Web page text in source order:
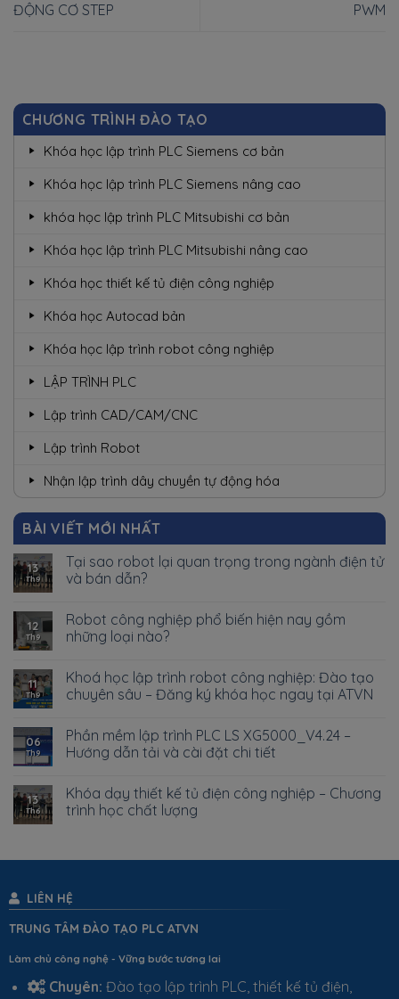
ĐỘNG CƠ STEP PWM
CHƯƠNG TRÌNH ĐÀO TẠO
Khóa học lập trình PLC Siemens cơ bản
Khóa học lập trình PLC Siemens nâng cao
khóa học lập trình PLC Mitsubishi cơ bản
Khóa học lập trình PLC Mitsubishi nâng cao
Khóa học thiết kế tủ điện công nghiệp
Khóa học Autocad bản
Khóa học lập trình robot công nghiệp
LẬP TRÌNH PLC
Lập trình CAD/CAM/CNC
Lập trình Robot
Nhận lập trình dây chuyền tự động hóa
BÀI VIẾT MỚI NHẤT
13
Th9
Tại sao robot lại quan trọng trong ngành điện tử
và bán dẫn?
12
Th9
Robot công nghiệp phổ biến hiện nay gồm
những loại nào?
11
Th9
Khoá học lập trình robot công nghiệp: Đào tạo
chuyên sâu – Đăng ký khóa học ngay tại ATVN
06
Th9
Phần mềm lập trình PLC LS XG5000_V4.24 –
Hướng dẫn tải và cài đặt chi tiết
13
Th6
Khóa dạy thiết kế tủ điện công nghiệp – Chương
trình học chất lượng
LIÊN HỆ
TRUNG TÂM ĐÀO TẠO PLC ATVN
Làm chủ công nghệ - Vững bước tương lai
Chuyên: Đào tạo lập trình PLC, thiết kế tủ điện,